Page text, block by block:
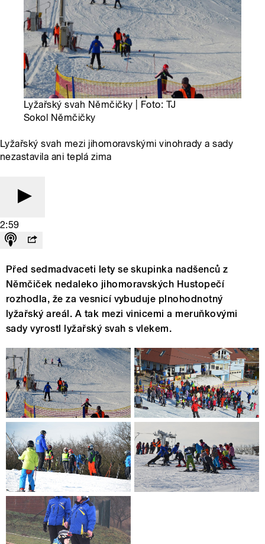
Lyžařský svah Němčičky | Foto: TJ
Sokol Němčičky
Lyžařský svah mezi jihomoravskými vinohrady a sady
nezastavila ani teplá zima
2:59
Před sedmadvaceti lety se skupinka nadšenců z
Němčiček nedaleko jihomoravských Hustopečí
rozhodla, že za vesnicí vybuduje plnohodnotný
lyžařský areál. A tak mezi vinicemi a meruňkovými
sady vyrostl lyžařský svah s vlekem.